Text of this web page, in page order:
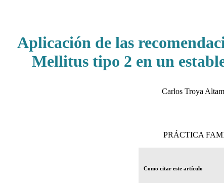
Aplicación de las
Mellitus tipo 2 en un
Carlos Troya
PRÁCTICA
Como citar este artículo